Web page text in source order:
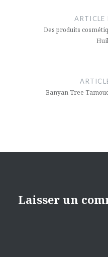
l’article
ARTICLE
Des produits
Banyan Tree
Laisser un